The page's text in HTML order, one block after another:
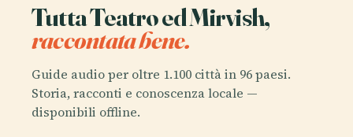
Tutta Teatro ed Mirvish,
raccontata bene.
Guide audio per oltre 1.100 città in 96 paesi.
Storia, racconti e conoscenza locale —
disponibili offline.